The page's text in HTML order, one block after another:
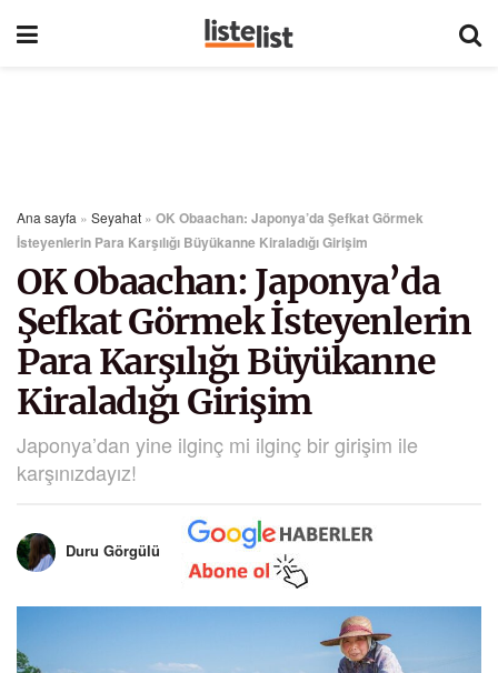
Ana sayfa » Seyahat » OK Obaachan: Japonya’da Şefkat Görmek
İsteyenlerin Para Karşılığı Büyükanne Kiraladığı Girişim
OK Obaachan: Japonya’da
Şefkat Görmek İsteyenlerin
Para Karşılığı Büyükanne
Kiraladığı Girişim
Japonya’dan yine ilginç mi ilginç bir girişim ile
karşınızdayız!
Duru Görgülü